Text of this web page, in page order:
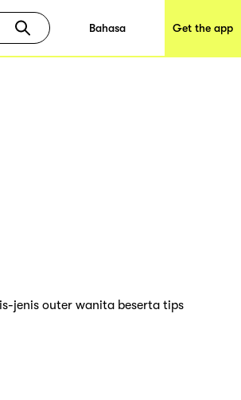
Bahasa Get the app
jenis outer wanita beserta tips